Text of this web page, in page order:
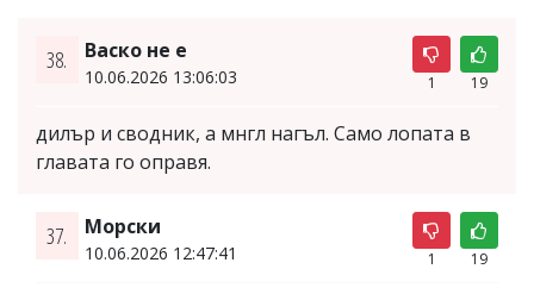
38. Васко не е
10.06.2026 13:06:03 1 19
дилър и сводник, а мнгл нагъл. Само лопата в
главата го оправя.
37. Морски
10.06.2026 12:47:41 1 19